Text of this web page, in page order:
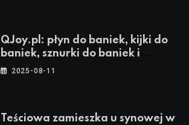
QJoy.pl: płyn do baniek, kijki do
baniek, sznurki do baniek i
zestawy do baniek
2025-08-11
Teściowa zamieszka u synowej w